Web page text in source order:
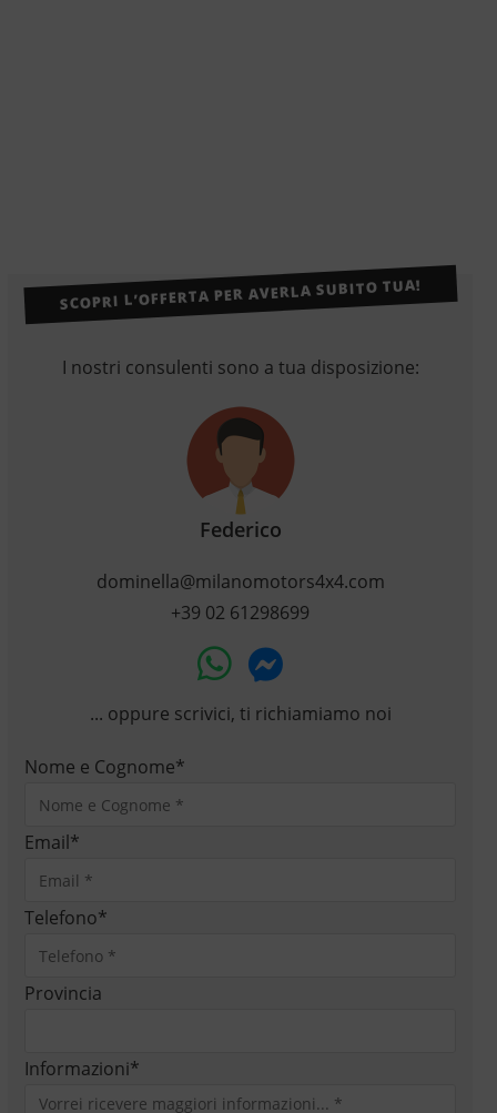
SCOPRI L’OFFERTA PER AVERLA SUBITO TUA!
I nostri consulenti sono a tua disposizione:
Federico
dominella@milanomotors4x4.com
+39 02 61298699
... oppure scrivici, ti richiamiamo noi
Nome e Cognome*
Email*
Telefono*
Provincia
Informazioni*